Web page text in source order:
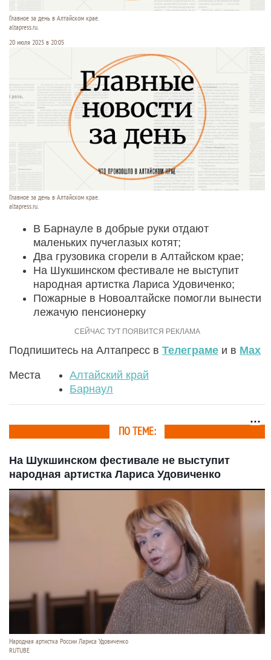
Главное за день в Алтайском крае.
altapress.ru.
20 июля 2025 в 20:05
Главное за день в Алтайском крае.
altapress.ru.
В Барнауле в добрые руки отдают
маленьких пучеглазых котят;
Два грузовика сгорели в Алтайском крае;
На Шукшинском фестивале не выступит
народная артистка Лариса Удовиченко;
Пожарные в Новоалтайске помогли вынести
лежачую пенсионерку
Подпишитесь на Алтапресс в Телеграме и в Max
Места
Алтайский край
Барнаул
ПО ТЕМЕ:
На Шукшинском фестивале не выступит
народная артистка Лариса Удовиченко
Народная артистка России Лариса Удовиченко
RUTUBE